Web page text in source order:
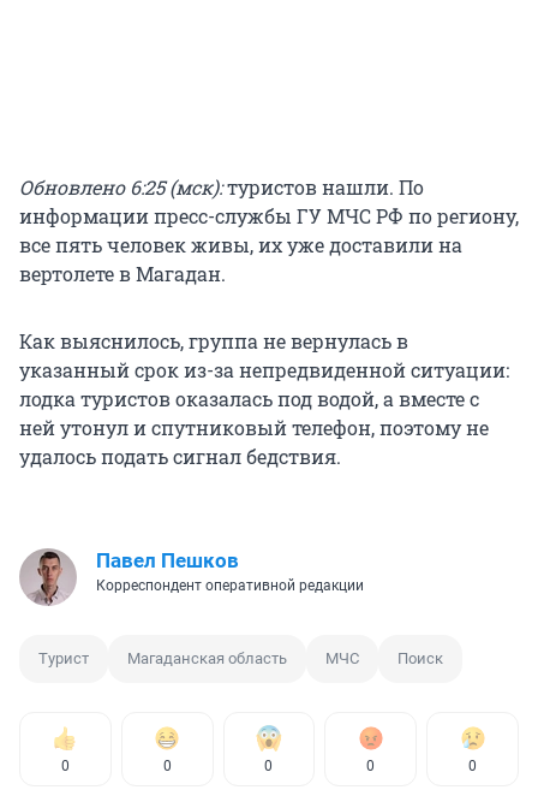
Обновлено 6:25 (мск):туристов нашли. По
информации пресс-службы ГУ МЧС РФ по региону,
все пять человек живы, их уже доставили на
вертолете в Магадан.
Как выяснилось, группа не вернулась в
указанный срок из-за непредвиденной ситуации:
лодка туристов оказалась под водой, а вместе с
ней утонул и спутниковый телефон, поэтому не
удалось подать сигнал бедствия.
Павел Пешков
Корреспондент оперативной редакции
Турист Магаданская область МЧС Поиск
0 0 0 0 0